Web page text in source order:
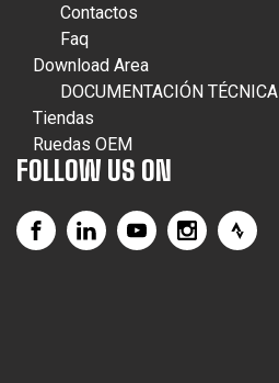
Contactos
Faq
Download Area
DOCUMENTACIÓN TÉCNICA
Tiendas
Ruedas OEM
FOLLOW US ON